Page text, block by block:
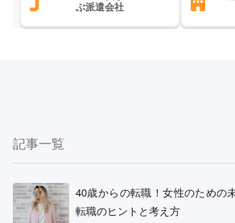
ぶ派遣会社
記事一覧
40歳からの転職！女性のための
転職のヒントと考え方